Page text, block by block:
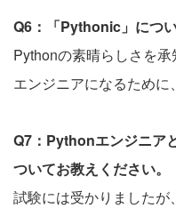
Q6：「Pythonic」につ
Pythonの素晴らしさを
エンジニアになるために
Q7：Pythonエンジニア
ついてお教えください。
試験には受かりましたが